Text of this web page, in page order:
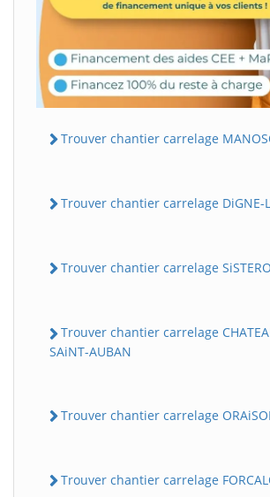
Trouver chantier carrelage
Trouver chantier carrelage DiGNE-
Trouver chantier carrelage
Trouver chantier carrelage
SAiNT-AUBAN
Trouver chantier carrelage
Trouver chantier carrelage